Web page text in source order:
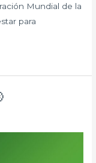
Mundial de la
para